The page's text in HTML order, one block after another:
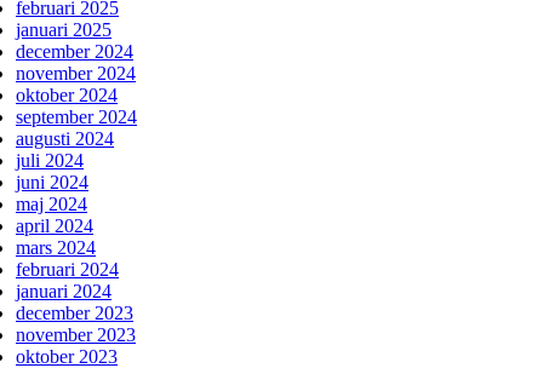
februari 2025
januari 2025
december 2024
november 2024
oktober 2024
september 2024
augusti 2024
juli 2024
juni 2024
maj 2024
april 2024
mars 2024
februari 2024
januari 2024
december 2023
november 2023
oktober 2023